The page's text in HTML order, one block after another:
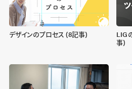
デザインのプロセス (8記事)
LIG
事)